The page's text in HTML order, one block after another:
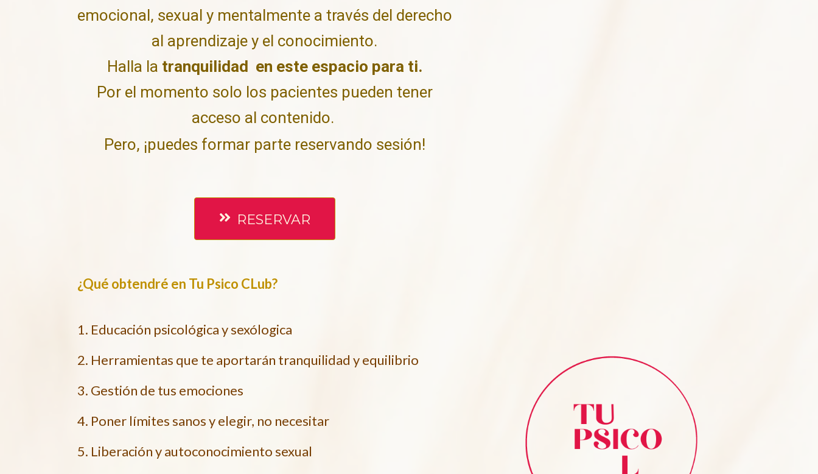
emocional, sexual y mentalmente a través del derecho
al aprendizaje y el conocimiento.
Halla la tranquilidad en este espacio para ti.
Por el momento solo los pacientes pueden tener
acceso al contenido.
Pero, ¡puedes formar parte reservando sesión!
RESERVAR
¿Qué obtendré en Tu Psico CLub?
1. Educación psicológica y sexólogica
2. Herramientas que te aportarán tranquilidad y equilibrio
3. Gestión de tus emociones
4. Poner límites sanos y elegir, no necesitar
5. Liberación y autoconocimiento sexual